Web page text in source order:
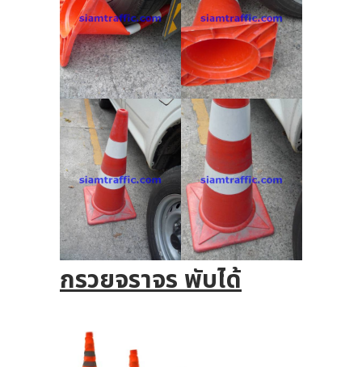
กรวยจราจร พับได้